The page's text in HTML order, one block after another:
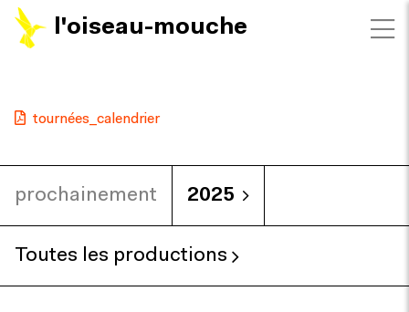
l'oiseau-mouche
tournées_calendrier
prochainement 2025
Toutes les productions